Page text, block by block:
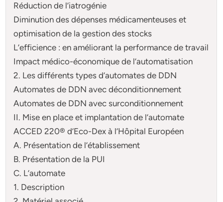
Réduction de l’iatrogénie
Diminution des dépenses médicamenteuses et
optimisation de la gestion des stocks
L’efficience : en améliorant la performance de travail
Impact médico-économique de l’automatisation
2. Les différents types d’automates de DDN
Automates de DDN avec déconditionnement
Automates de DDN avec surconditionnement
II. Mise en place et implantation de l’automate
ACCED 220® d’Eco-Dex à l’Hôpital Européen
A. Présentation de l’établissement
B. Présentation de la PUI
C. L’automate
1. Description